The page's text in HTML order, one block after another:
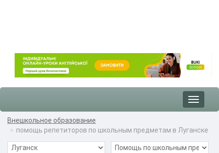
Toggle
Внешкольное образование
помощь репетиторов по школьным предметам в Луганске